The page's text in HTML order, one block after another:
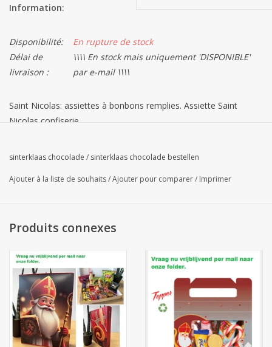
Bonbons de carnaval
Cadeaux de Pâques
Marques
Information:
Disponibilité:
En rupture de stock
Délai de
livraison :
\\\\ En stock mais uniquement 'DISPONIBLE'
par e-mail \\\\
Saint Nicolas: assiettes à bonbons remplies. Assiette Saint
Nicolas confiserie.
Cliquez ici.Ou plus d'informations ou traduction possible par
sinterklaas chocolade / sinterklaas chocolade bestellen
Ajouter à la liste de souhaits/Ajouter pour comparer/ Imprimer
Produits connexes